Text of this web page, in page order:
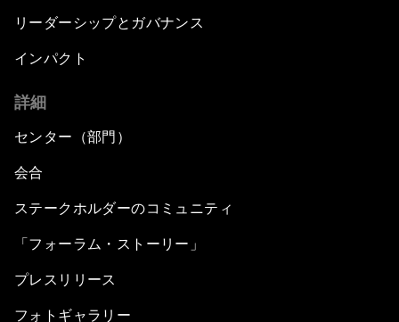
リーダーシップとガバナンス
インパクト
詳細
センター（部門）
会合
ステークホルダーのコミュニティ
「フォーラム・ストーリー」
プレスリリース
フォトギャラリー